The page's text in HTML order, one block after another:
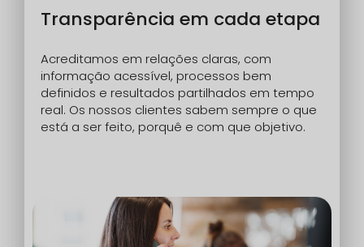
Transparência em cada etapa
Acreditamos em relações claras, com
informação acessível, processos bem
definidos e resultados partilhados em tempo
real. Os nossos clientes sabem sempre o que
está a ser feito, porquê e com que objetivo.